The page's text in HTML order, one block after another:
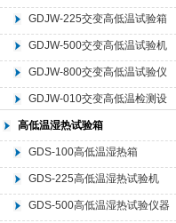
GDJW-225交变高低温试验箱
GDJW-500交变高低温试验机
GDJW-800交变高低温试验仪
器
GDJW-010交变高低温检测设
备
高低温湿热试验箱
GDS-100高低温湿热箱
GDS-225高低温湿热试验机
GDS-500高低温湿热试验仪器